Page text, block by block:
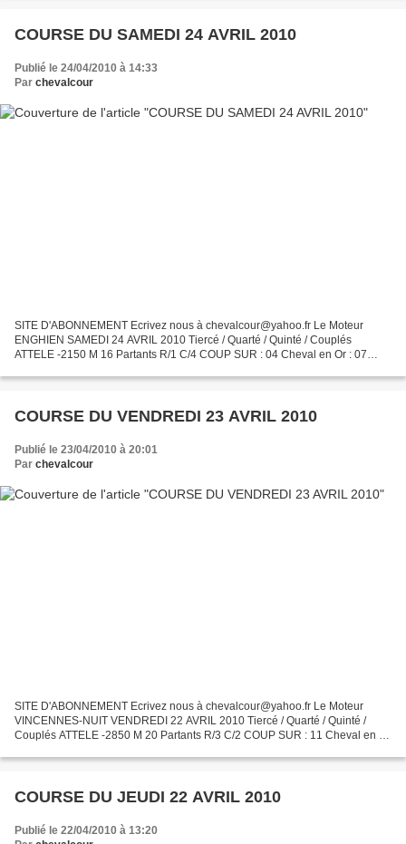
COURSE DU SAMEDI 24 AVRIL 2010
Publié le 24/04/2010 à 14:33
Par chevalcour
SITE D'ABONNEMENT Ecrivez nous à chevalcour@yahoo.fr Le Moteur
ENGHIEN SAMEDI 24 AVRIL 2010 Tiercé / Quarté / Quinté / Couplés
ATTELE -2150 M 16 Partants R/1 C/4 COUP SUR : 04 Cheval en Or : 07
COURSE DU VENDREDI 23 AVRIL 2010
Publié le 23/04/2010 à 20:01
Par chevalcour
SITE D'ABONNEMENT Ecrivez nous à chevalcour@yahoo.fr Le Moteur
VINCENNES-NUIT VENDREDI 22 AVRIL 2010 Tiercé / Quarté / Quinté /
Couplés ATTELE -2850 M 20 Partants R/3 C/2 COUP SUR : 11 Cheval en Or
COURSE DU JEUDI 22 AVRIL 2010
Publié le 22/04/2010 à 13:20